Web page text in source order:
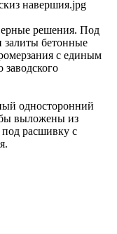
решения. Под
залиты бетонные
с единым
заводского
односторонний
выложены из
расшивку с